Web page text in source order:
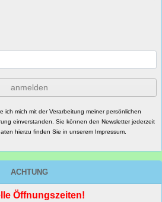
anmelden
ich mich mit der Verarbeitung meiner persönlichen
einverstanden. Sie können den Newsletter jederzeit
hierzu finden Sie in unserem Impressum.
ACHTUNG
Öffnungszeiten!